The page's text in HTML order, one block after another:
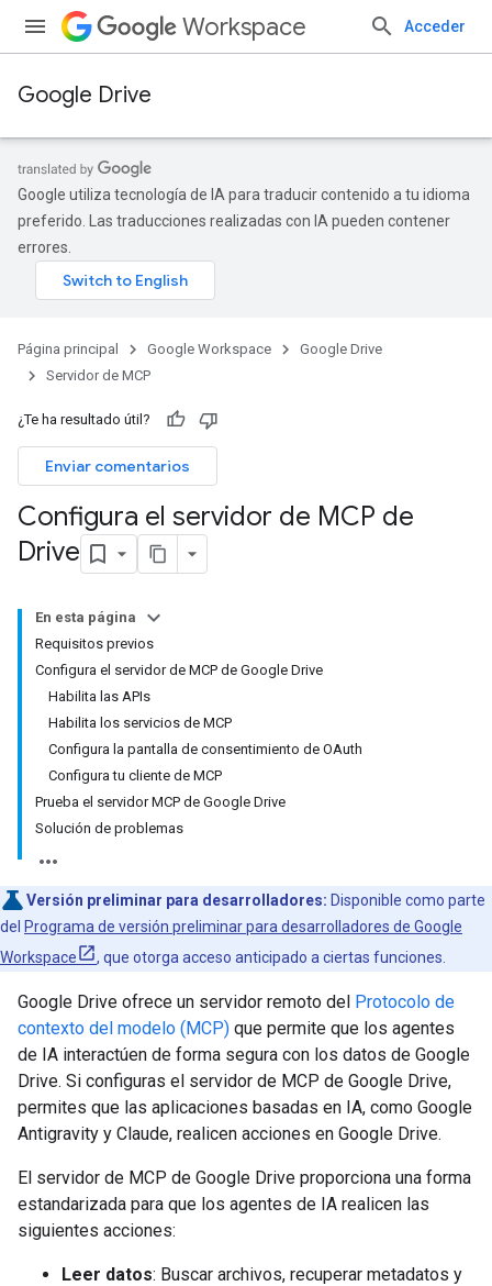
Workspace Acceder
Google Drive
Google utiliza tecnología de IA para traducir contenido a tu idioma
preferido. Las traducciones realizadas con IA pueden contener
errores.
Página principal Google Workspace
Google Drive
Servidor de MCP
¿Te ha resultado útil?
Enviar comentarios
Configura el servidor de MCP de
Drive
En esta página
Requisitos previos
Configura el servidor de MCP de Google Drive
Habilita las APIs
Habilita los servicios de MCP
Configura la pantalla de consentimiento de OAuth
Configura tu cliente de MCP
Prueba el servidor MCP de Google Drive
Solución de problemas
Versión preliminar para desarrolladores: Disponible como parte
del Programa de versión preliminar para desarrolladores de Google
Workspace
, que otorga acceso anticipado a ciertas funciones.
Google Drive ofrece un servidor remoto del Protocolo de
contexto del modelo (MCP) que permite que los agentes
de IA interactúen de forma segura con los datos de Google
Drive. Si configuras el servidor de MCP de Google Drive,
permites que las aplicaciones basadas en IA, como Google
Antigravity y Claude, realicen acciones en Google Drive.
El servidor de MCP de Google Drive proporciona una forma
estandarizada para que los agentes de IA realicen las
siguientes acciones:
Leer datos: Buscar archivos, recuperar metadatos y